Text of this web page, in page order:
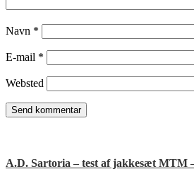
Navn *
E-mail *
Websted
A.D. Sartoria – test af jakkesæt MTM